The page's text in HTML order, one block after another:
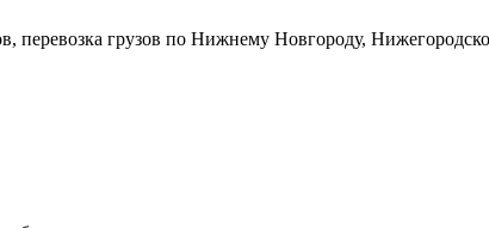
перевозка грузов по Нижнему Новгороду,